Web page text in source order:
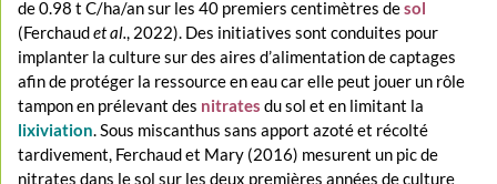
de 0.98 t C/ha/an sur les 40 premiers centimètres desol
(Ferchaudet al. , 2022). Des initiatives sont conduites pour
implanter la culture sur des aires d’alimentation de captages
afin de protéger la ressource en eau car elle peut jouer un rôle
tampon en prélevant des nitrates du sol et en limitant la
lixiviation . Sous miscanthus sans apport azoté et récolté
tardivement, Ferchaud et Mary (2016) mesurent un pic de
nitrates dans le sol sur les deux premières années de culture